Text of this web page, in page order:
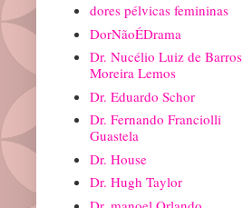
dores pélvicas femininas
DorNãoÉDrama
Dr. Nucélio Luiz de Barros
Moreira Lemos
Dr. Eduardo Schor
Dr. Fernando Franciolli
Guastela
Dr. House
Dr. Hugh Taylor